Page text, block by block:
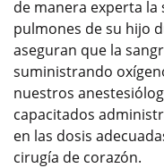
de manera experta la
pulmones de su hijo
aseguran que la
suministrando
nuestros
capacitados
en las dosis
cirugía de corazón.